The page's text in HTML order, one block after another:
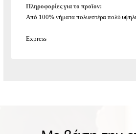
Πληροφορίες για το προϊον:
Από 100% νήματα πολυεστέρα πολύ
Express